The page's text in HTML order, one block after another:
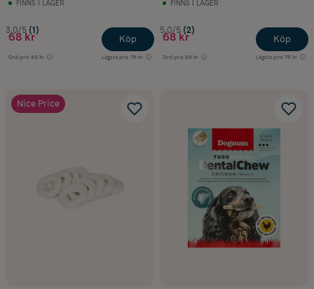
FINNS I LAGER
3.0/5 (1)
68 kr
Ord.pris 89 kr Lägsta pris 76 kr
Köp
FINNS I LAGER
5.0/5 (2)
68 kr
Ord.pris 89 kr Lägsta pris 76 kr
Köp
Nice Price